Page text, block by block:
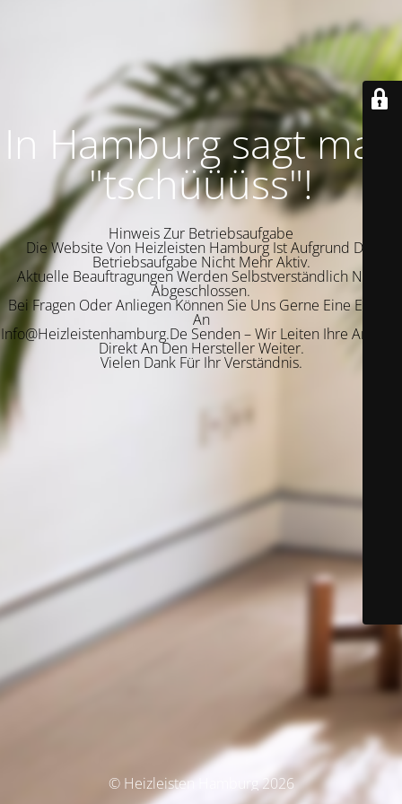
In Hamburg sagt man
"tschüüüss"!
Hinweis Zur Betriebsaufgabe
Die Website Von Heizleisten Hamburg Ist Aufgrund Der
Betriebsaufgabe Nicht Mehr Aktiv.
Aktuelle Beauftragungen Werden Selbstverständlich Noch
Abgeschlossen.
Bei Fragen Oder Anliegen Können Sie Uns Gerne Eine E-Mail
An
Info@Heizleistenhamburg.De Senden – Wir Leiten Ihre Anfrage
Direkt An Den Hersteller Weiter.
Vielen Dank Für Ihr Verständnis.
© Heizleisten Hamburg 2026